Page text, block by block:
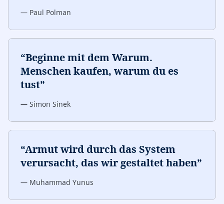
— Paul Polman
“Beginne mit dem Warum.
Menschen kaufen, warum du es
tust”
— Simon Sinek
“Armut wird durch das System
verursacht, das wir gestaltet haben”
— Muhammad Yunus